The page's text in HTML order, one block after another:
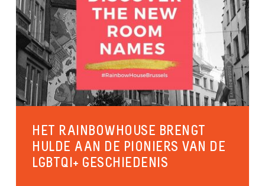
HET RAINBOWHOUSE BRENGT
HULDE AAN DE PIONIERS VAN DE
LGBTQI+ GESCHIEDENIS